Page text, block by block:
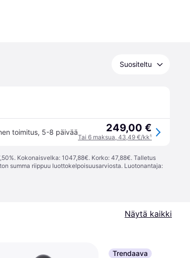
Suositeltu
toimitus, 5-8 päivää 249,00 €
Tai 6 maksua, 43,49 €/kk¹
Kokonaisvelka: 1047,88€. Korko: 47,88€. Talletus
summa riippuu luottokelpoisuusarviosta. Luotonantaja:
Näytä kaikki
Trendaava